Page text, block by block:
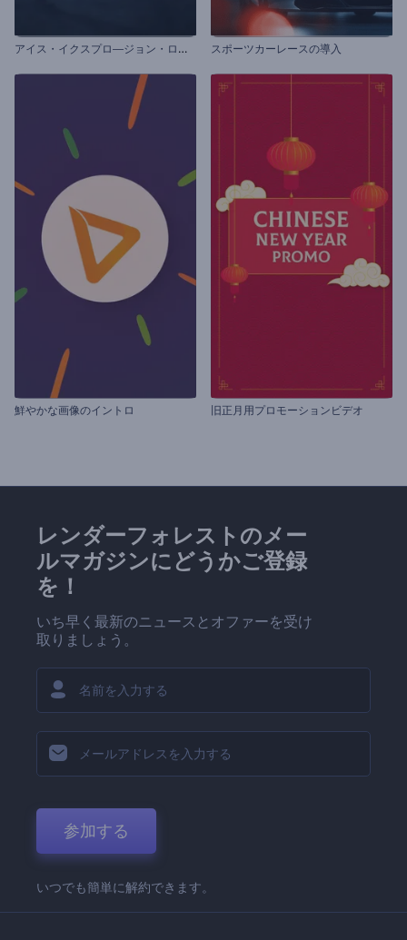
ア
イス・イクスプロ―ジョン・ロゴ動画 スポーツカーレースの導入
鮮やかな画像のイントロ 旧正月用プロモーションビデオ
レンダーフォレストのメー
ルマガジンにどうかご登録
を！
いち早く最新のニュースとオファーを受け
取りましょう。
参加する
いつでも簡単に解約できます。